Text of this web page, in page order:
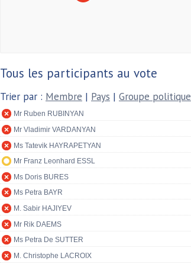
Tous les participants au vote
Trier par : Membre | Pays | Groupe politique
Mr Ruben RUBINYAN
Mr Vladimir VARDANYAN
Ms Tatevik HAYRAPETYAN
Mr Franz Leonhard ESSL
Ms Doris BURES
Ms Petra BAYR
M. Sabir HAJIYEV
Mr Rik DAEMS
Ms Petra De SUTTER
M. Christophe LACROIX